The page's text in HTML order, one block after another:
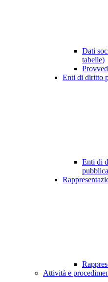
Dati
tabelle)
Enti di diritto
Enti di
Attività e